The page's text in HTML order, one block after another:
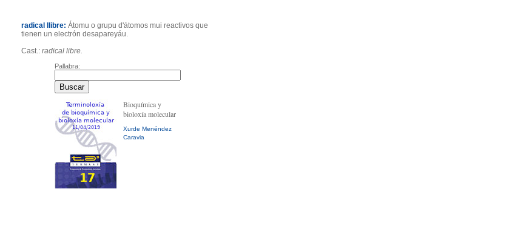
radical llibre: Átomu o grupu d'átomos mui reactivos que
tienen un electrón desapareyáu.
Cast.: radical libre.
Pallabra:
Bioquímica y
bioloxía molecular
Xurde Menéndez
Caravia